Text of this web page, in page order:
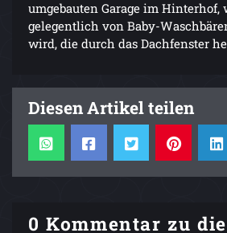
umgebauten Garage im Hinterhof,
gelegentlich von Baby-
wird, die durch das Dachfenster
Diesen Artikel teilen
0 Kommentar zu